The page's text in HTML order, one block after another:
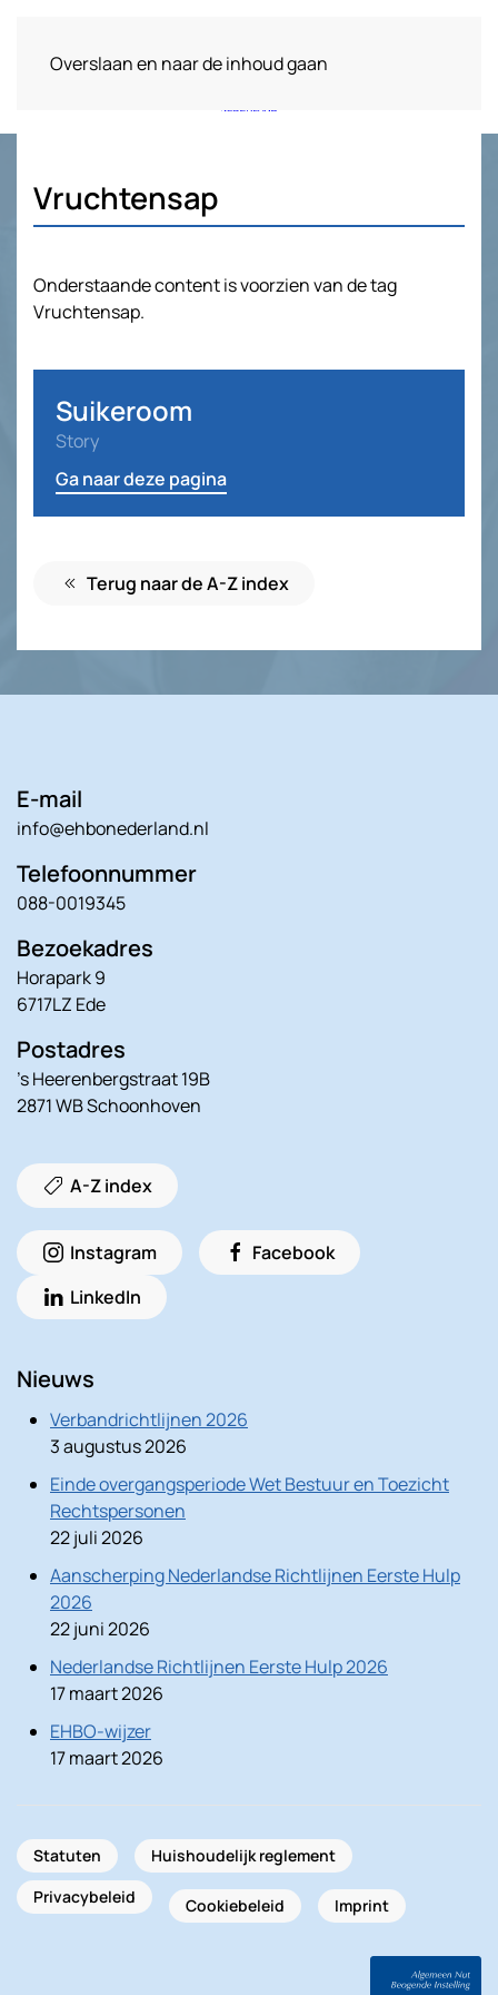
Overslaan en naar de inhoud gaan
Vruchtensap
Onderstaande content is voorzien van de tag
Vruchtensap.
Suikeroom
Story
Ga naar deze pagina
Terug naar de A-Z index
E-mail
info@ehbonederland.nl
Telefoonnummer
088-0019345
Bezoekadres
Horapark 9
6717LZ Ede
Postadres
’s Heerenbergstraat 19B
2871 WB Schoonhoven
A-Z index
Instagram
Facebook
LinkedIn
Nieuws
Verbandrichtlijnen 2026
3 augustus 2026
Einde overgangsperiode Wet Bestuur en Toezicht
Rechtspersonen
22 juli 2026
Aanscherping Nederlandse Richtlijnen Eerste Hulp
2026
22 juni 2026
Nederlandse Richtlijnen Eerste Hulp 2026
17 maart 2026
EHBO-wijzer
17 maart 2026
Statuten
Huishoudelijk reglement
Privacybeleid
Cookiebeleid Imprint